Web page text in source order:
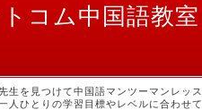
コム中国語教
生を見つけて中国語マンツーマンレッ
人ひとりの学習目標やレベルに合わ